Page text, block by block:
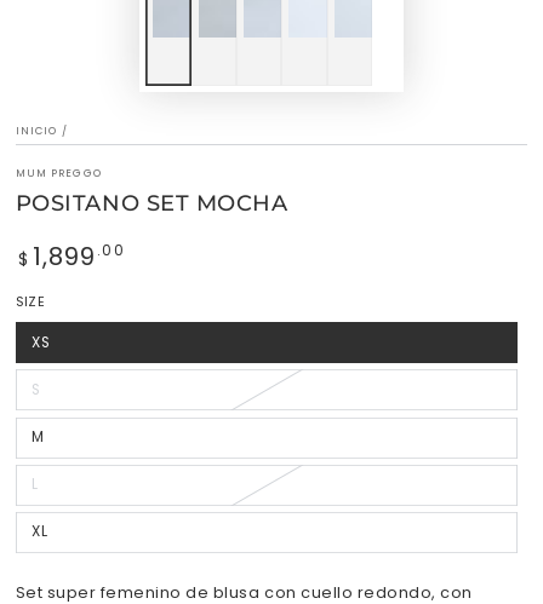
INICIO /
MUM PREGGO
POSITANO SET MOCHA
Precio
regular
$ 1,899 .00
SIZE
XS
Variante
agotada
o
no
disponible
S
Variante
agotada
o
no
disponible
M
Variante
agotada
o
no
disponible
LVariante
agotada
o
no
disponible
XL
Variante
agotada
disponible
Set super femenino de blusa con cuello redondo, con